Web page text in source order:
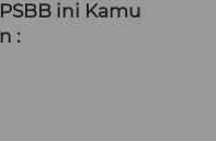
ini Kamu
: